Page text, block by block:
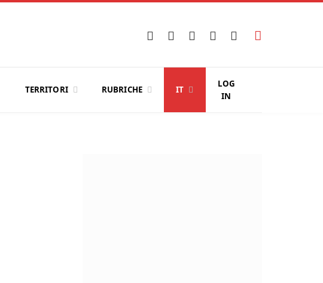
Facebook
X
Instagram
YouTubeLinkedIn
TERRITORI RUBRICHE IT
LOG
IN